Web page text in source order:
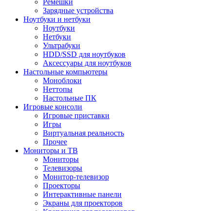
Ремешки
Зарядные устройства
Ноутбуки и нетбуки
Ноутбуки
Нетбуки
Ультрабуки
HDD/SSD для ноутбуков
Аксессуары для ноутбуков
Настольные компьютеры
Моноблоки
Неттопы
Настольные ПК
Игровые консоли
Игровые приставки
Игры
Виртуальная реальность
Прочее
Мониторы и ТВ
Мониторы
Телевизоры
Монитор-телевизор
Проекторы
Интерактивные панели
Экраны для проекторов